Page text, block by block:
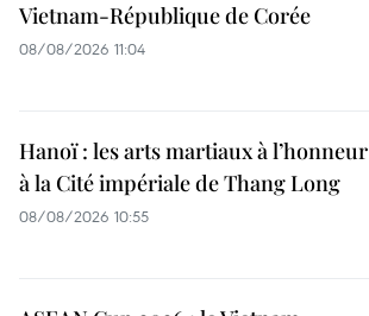
Vietnam-République de Corée
08/08/2026 11:04
Hanoï : les arts martiaux à l’honneur
à la Cité impériale de Thang Long
08/08/2026 10:55